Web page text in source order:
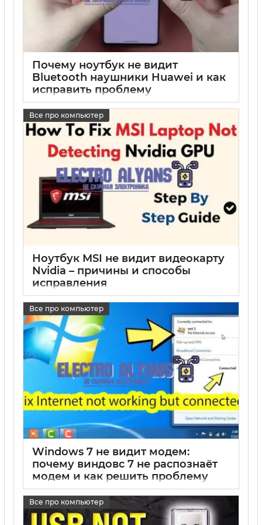
Почему ноутбук не видит
Bluetooth наушники Huawei и как
исправить проблему
17 05 2025 0
Все про компьютер
Ноутбук MSI не видит видеокарту
Nvidia – причины и способы
исправления
17 05 2025 0
Все про компьютер
Windows 7 не видит модем:
почему виндовс 7 не распознаёт
модем и как решить проблему
17 05 2025 0
Все про компьютер